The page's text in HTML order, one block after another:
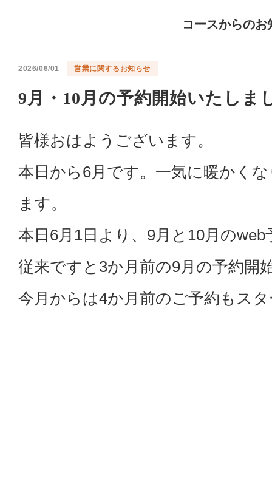
コースからのお
2026/06/01 営業に関するお知らせ
9月・10月の予約開始いたしま
皆様おはようございます。
本日から6月です。一気に暖かく
ます。
本日6月1日より、9月と10月の
従来ですと3か月前の9月の予約開
今月からは4か月前のご予約もス